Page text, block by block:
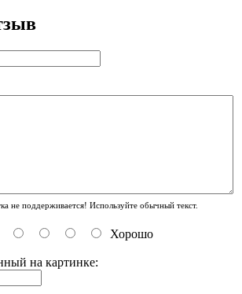
не поддерживается! Используйте обычный текст.
Хорошо
на картинке: